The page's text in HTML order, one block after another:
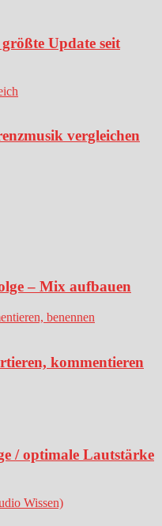
Update seit
vergleichen
– Mix aufbauen
kommentieren
/ optimale Lautstärke